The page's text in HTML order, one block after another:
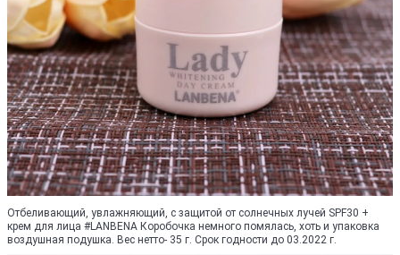
Отбеливающий, увлажняющий, с защитой от солнечных лучей SPF30 +
крем для лица #LANBENA Коробочка немного помялась, хоть и упаковка
воздушная подушка. Вес нетто- 35 г. Срок годности до 03.2022 г.